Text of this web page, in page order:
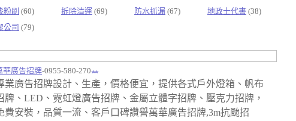
粉刷 (60) 拆除清運 (69) 防水抓漏 (67) 地政士代書 (38)
公司 (79)
華廣告招牌-0955-580-270
業廣告招牌設計、生產，價格便宜，提供各式戶外燈箱、帆布
牌、LED、霓虹燈廣告招牌、金屬立體字招牌、壓克力招牌，
費安裝，品質一流、客戶口碑讚譽萬華廣告招牌,3m抗颱招